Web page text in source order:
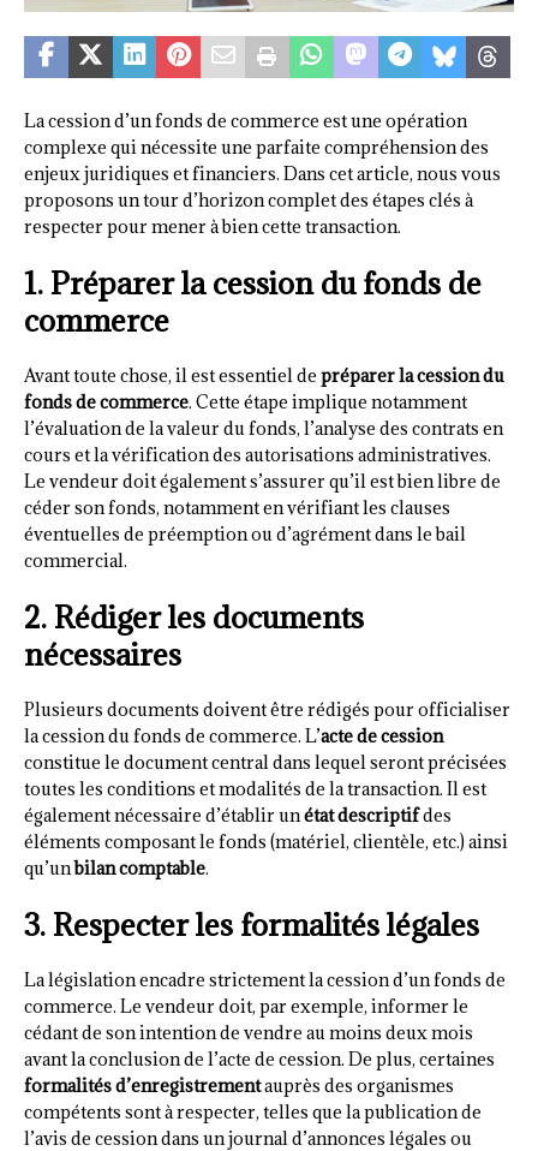
La cession d’un fonds de commerce est une opération
complexe qui nécessite une parfaite compréhension des
enjeux juridiques et financiers. Dans cet article, nous vous
proposons un tour d’horizon complet des étapes clés à
respecter pour mener à bien cette transaction.
1. Préparer la cession du fonds de
commerce
Avant toute chose, il est essentiel de préparer la cession du
fonds de commerce. Cette étape implique notamment
l’évaluation de la valeur du fonds, l’analyse des contrats en
cours et la vérification des autorisations administratives.
Le vendeur doit également s’assurer qu’il est bien libre de
céder son fonds, notamment en vérifiant les clauses
éventuelles de préemption ou d’agrément dans le bail
commercial.
2. Rédiger les documents
nécessaires
Plusieurs documents doivent être rédigés pour officialiser
la cession du fonds de commerce. L’acte de cession
constitue le document central dans lequel seront précisées
toutes les conditions et modalités de la transaction. Il est
également nécessaire d’établir unétat descriptifdes
éléments composant le fonds (matériel, clientèle, etc.) ainsi
qu’unbilan comptable.
3. Respecter les formalités légales
La législation encadre strictement la cession d’un fonds de
commerce. Le vendeur doit, par exemple, informer le
cédant de son intention de vendre au moins deux mois
avant la conclusion de l’acte de cession. De plus, certaines
formalités d’enregistrementauprès des organismes
compétents sont à respecter, telles que la publication de
l’avis de cession dans un journal d’annonces légales ou